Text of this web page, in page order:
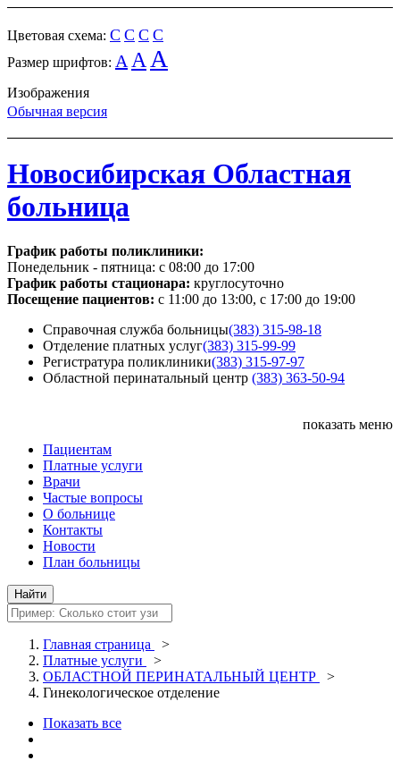
Цветовая схема: C C C C
Размер шрифтов: A A A
Изображения
Обычная версия
Новосибирская Областная
больница
График работы поликлиники:
Понедельник - пятница: с 08:00 до 17:00
График работы стационара: круглосуточно
Посещение пациентов: с 11:00 до 13:00, с 17:00 до 19:00
Справочная служба больницы(383) 315-98-18
Отделение платных услуг(383) 315-99-99
Регистратура поликлиники(383) 315-97-97
Областной перинатальный центр (383) 363-50-94
показать меню
Пациентам
Платные услуги
Врачи
Частые вопросы
О больнице
Контакты
Новости
План больницы
Главная страница
>
Платные услуги
>
ОБЛАСТНОЙ ПЕРИНАТАЛЬНЫЙ ЦЕНТР
>
Гинекологическое отделение
Показать все